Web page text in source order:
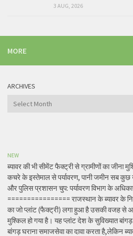
3 AUG, 2026
MORE
ARCHIVES
Archives
NEW
ब्यावर की भी सीमेंट फैक्ट्री से ग्रामीणों का जीना
कचरे के इस्तेमाल से पर्यावरण, पानी जमीन सब कुछ
और पुलिस प्रशासन चुप: पर्यावरण विभाग के
================ राजस्थान के ब्यावर के
का जो प्लांट (फैक्ट्री) लगा हुआ है उसकी वजह से
मुश्किल हो गया है। यह प्लांट देश के सुविख्यात
बांगड़ घराना समाजसेवा का दावा करता है,लेकिन